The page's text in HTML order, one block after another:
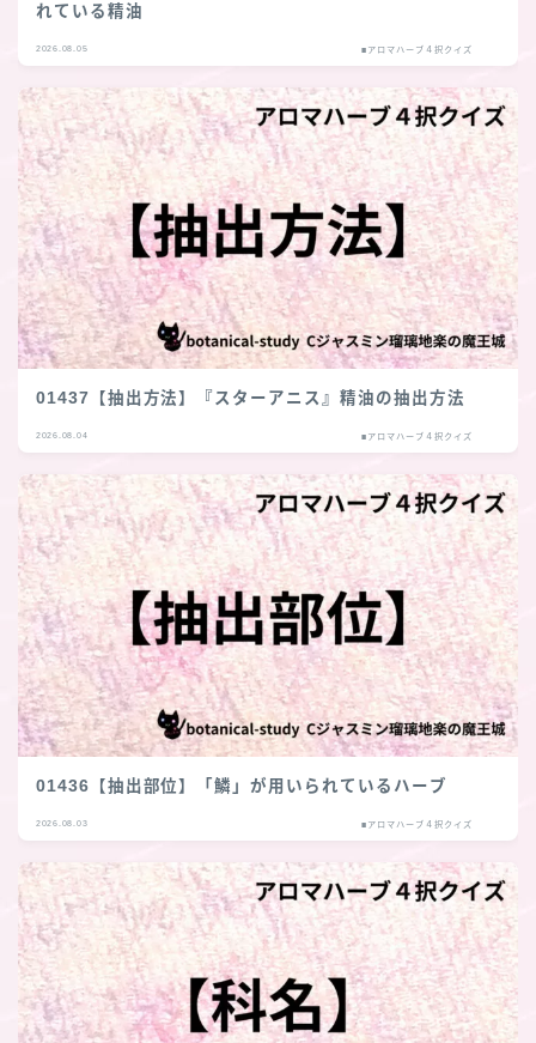
れている精油
2026.08.05 ■アロマハーブ４択クイズ
01437【抽出方法】『スターアニス』精油の抽出方法
2026.08.04 ■アロマハーブ４択クイズ
01436【抽出部位】「鱗」が用いられているハーブ
2026.08.03 ■アロマハーブ４択クイズ